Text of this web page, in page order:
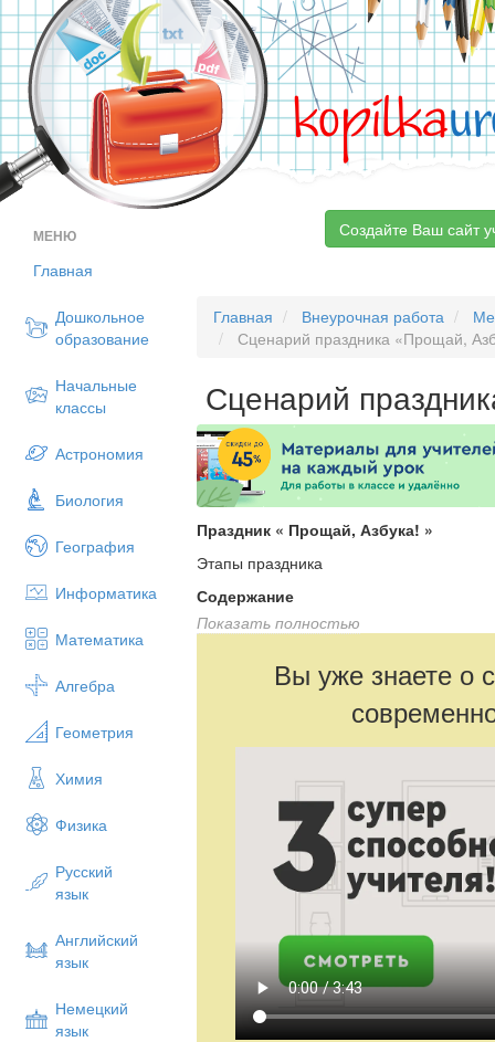
kopilka
МЕНЮ
Главная
Дошкольное
образование
Начальные
классы
Астрономия
Биология
География
Информатика
Математика
Алгебра
Геометрия
Химия
Физика
Русский
язык
Английский
язык
Немецкий
язык
Создайте Ваш сайт
Главная Внеурочная работа
Сценарий праздника «Прощай,
Сценарий
Праздник « Прощай, Азбука! »
Этапы праздника
Содержание
Муз. сопровождение
1.Начало праздника
Внимание! Внимание!
Праздник начинается,
Сюда все приглашаются.
Сегодня день торжественный у нас,
Он, знаю, никогда не повторится.
Хоть много предстоит еще учиться,
Но самый главный - первый класс!
Ученик:
Показать полностью
Вы уже знаете о